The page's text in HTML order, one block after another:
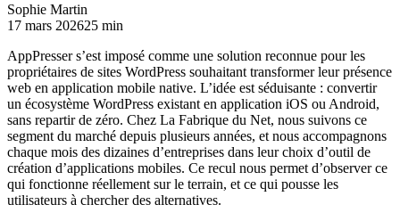
Sophie Martin
17 mars 202625 min
AppPresser s’est imposé comme une solution reconnue pour les
propriétaires de sites WordPress souhaitant transformer leur présence
web en application mobile native. L’idée est séduisante : convertir
un écosystème WordPress existant en application iOS ou Android,
sans repartir de zéro. Chez La Fabrique du Net, nous suivons ce
segment du marché depuis plusieurs années, et nous accompagnons
chaque mois des dizaines d’entreprises dans leur choix d’outil de
création d’applications mobiles. Ce recul nous permet d’observer ce
qui fonctionne réellement sur le terrain, et ce qui pousse les
utilisateurs à chercher des alternatives.